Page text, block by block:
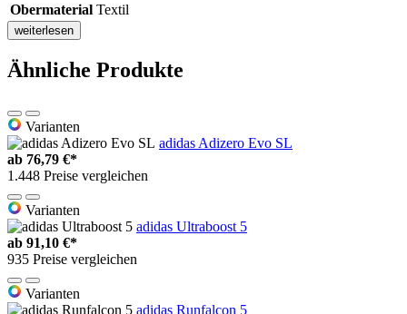
Obermaterial Textil
weiterlesen
Ähnliche Produkte
Varianten
adidas Adizero Evo SL
ab 76,79 €*
1.448 Preise vergleichen
Varianten
adidas Ultraboost 5
ab 91,10 €*
935 Preise vergleichen
Varianten
adidas Runfalcon 5